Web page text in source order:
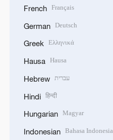
French Français
German Deutsch
Greek Ελληνικά
Hausa Hausa
Hebrew עברית
Hindi हिन्दी
Hungarian Magyar
Indonesian Bahasa Indonesia